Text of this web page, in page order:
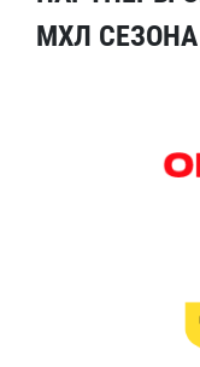
МХЛ СЕЗОНА